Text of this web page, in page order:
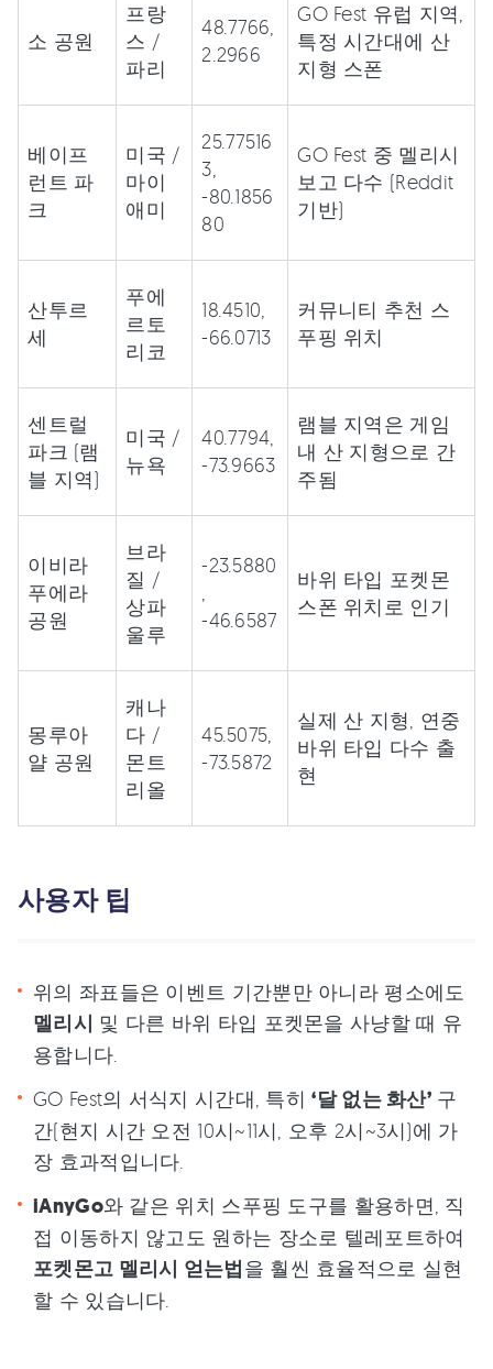
소 공원
프랑
스 /
파리
48.7766,
2.2966
GO Fest 유럽 지역,
특정 시간대에 산
지형 스폰
베이프
런트 파
크
미국 /
마이
애미
25.77516
3,
-80.1856
80
GO Fest 중 멜리시
보고 다수 (Reddit
기반)
산투르
세
푸에
르토
리코
18.4510,
-66.0713
커뮤니티 추천 스
푸핑 위치
센트럴
파크 (램
블 지역)
미국 /
뉴욕
40.7794,
-73.9663
램블 지역은 게임
내 산 지형으로 간
주됨
이비라
푸에라
공원
브라
질 /
상파
울루
-23.5880
-46.6587
바위 타입 포켓몬
스폰 위치로 인기
몽루아
얄 공원
캐나
다 /
몬트
리올
45.5075,
-73.5872
실제 산 지형, 연중
바위 타입 다수 출
현
사용자 팁
위의 좌표들은 이벤트 기간뿐만 아니라 평소에도
멜리시 및 다른 바위 타입 포켓몬을 사냥할 때 유
용합니다.
GO Fest의 서식지 시간대, 특히‘달 없는 화산’ 구
간(현지 시간 오전 10시~11시, 오후 2시~3시)에 가
장 효과적입니다.
iAnyGo와 같은 위치 스푸핑 도구를 활용하면, 직
접 이동하지 않고도 원하는 장소로 텔레포트하여
포켓몬고 멜리시 얻는법을 훨씬 효율적으로 실현
할 수 있습니다.